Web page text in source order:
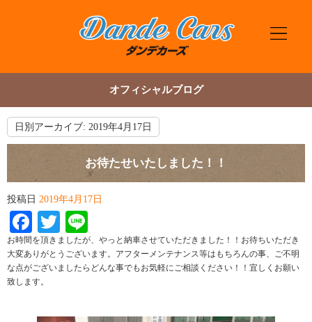
オフィシャルブログ
日別アーカイブ: 2019年4月17日
お待たせいたしました！！
投稿日 2019年4月17日
Facebook
Twitter
お時間を頂きましたが、やっと納車させていただきました！！お待ちいただき
大変ありがとうございます。アフターメンテナンス等はもちろんの事、ご不明
な点がございましたらどんな事でもお気軽にご相談ください！！宜しくお願い
致します。